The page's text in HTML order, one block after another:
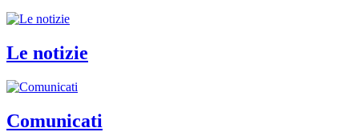
Le notizie
Comunicati